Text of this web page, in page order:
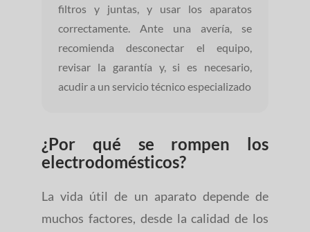
filtros y juntas, y usar los aparatos
correctamente. Ante una avería, se
recomienda desconectar el equipo,
revisar la garantía y, si es necesario,
acudir a un servicio técnico especializado
¿Por qué se rompen los
electrodomésticos?
La vida útil de un aparato depende de
muchos factores, desde la calidad de los